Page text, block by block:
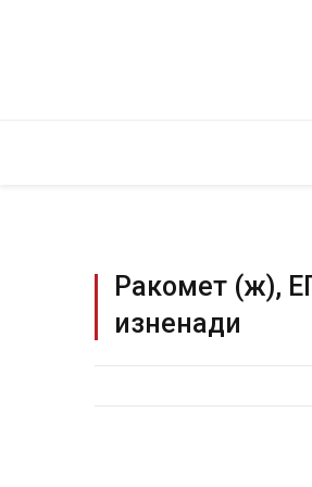
Ракомет (ж),
изненади